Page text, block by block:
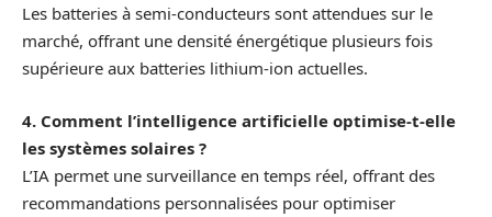
Les batteries à semi-conducteurs sont attendues sur le
marché, offrant une densité énergétique plusieurs fois
supérieure aux batteries lithium-ion actuelles.
4. Comment l’intelligence artificielle optimise-t-elle
les systèmes solaires ?
L’IA permet une surveillance en temps réel, offrant des
recommandations personnalisées pour optimiser